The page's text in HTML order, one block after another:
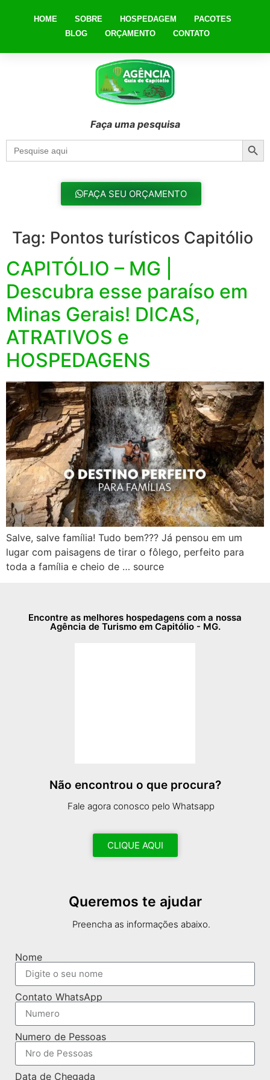
HOME SOBRE HOSPEDAGEM
PACOTES
BLOG
ORÇAMENTO CONTATO
Faça uma pesquisa
Search
for:
FAÇA SEU ORÇAMENTO
Tag: Pontos turísticos Capitólio
CAPITÓLIO – MG |
Descubra esse paraíso em
Minas Gerais! DICAS,
ATRATIVOS e
HOSPEDAGENS
Salve, salve família! Tudo bem??? Já pensou em um
lugar com paisagens de tirar o fôlego, perfeito para
toda a família e cheio de … source
Encontre as melhores hospedagens com a nossa
Agência de Turismo em Capitólio - MG.
Não encontrou o que procura?
Fale agora conosco pelo Whatsapp
CLIQUE AQUI
Queremos te ajudar
Preencha as informações abaixo.
Nome
Contato WhatsApp
Numero de Pessoas
Data de Chegada